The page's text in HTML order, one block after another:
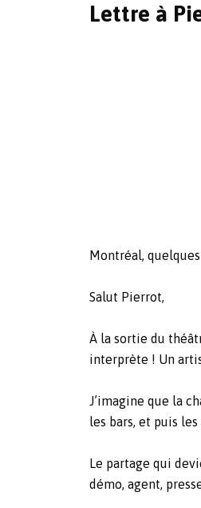
Lettre à
Montréal,
Salut Pierrot,
À la sortie du
interprète ! Un
J’imagine que la
les bars, et puis
Le partage qui
démo, agent,